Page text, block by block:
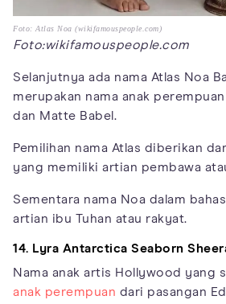
Foto: Atlas Noa (wikifamouspeople.com)
Foto:wikifamouspeople.com
Selanjutnya ada nama Atlas Noa
merupakan nama anak
dan Matte Babel.
Pemilihan nama Atlas diberikan
yang memiliki artian pembawa
Sementara nama Noa dalam
artian ibu Tuhan atau rakyat.
14. Lyra Antarctica Seaborn
Nama anak artis Hollywood yang
anak perempuan dari pasangan